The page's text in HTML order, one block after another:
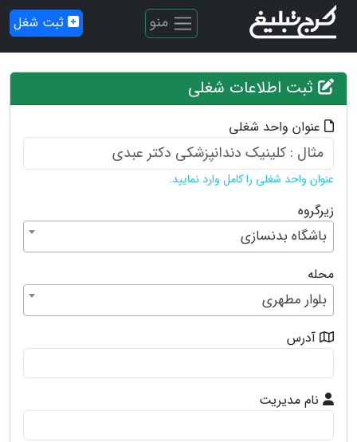
منو ثبت شغل
ثبت اطلاعات شغلی
عنوان واحد شغلی
عنوان واحد شغلی را کامل وارد نمایید.
زیرگروه
باشگاه بدنسازی
محله
بلوار مطهری
آدرس
نام مدیریت